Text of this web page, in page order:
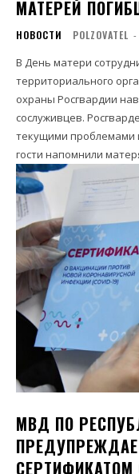
МАТЕРЕЙ
НОВОСТИ POLZOVATEL -
В День матери
территориального
охраны Росгвардии
сослуживцев.
текущими проблемами
гости напомнили
МВД ПО